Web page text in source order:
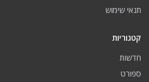
תנאי שימוש
קטגוריות
חדשות
ספורט